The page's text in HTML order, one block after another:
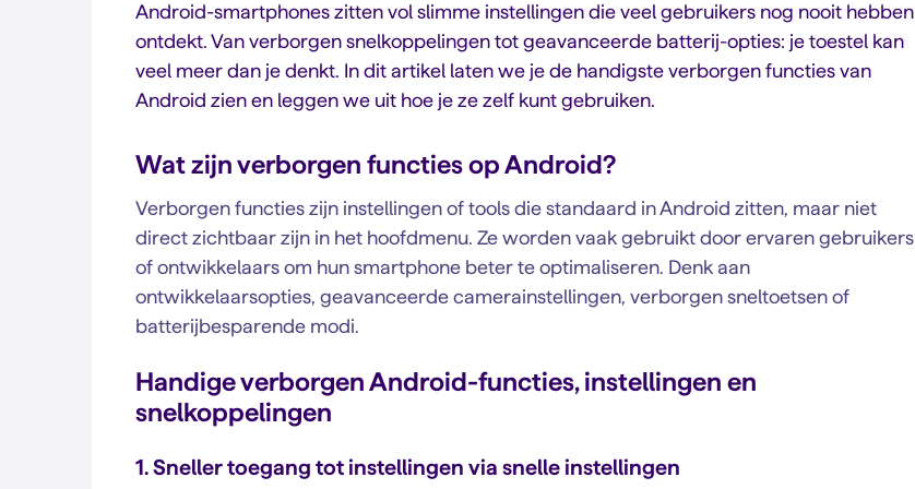
Android-smartphones zitten vol slimme instellingen die veel gebruikers nog nooit hebben
ontdekt. Van verborgen snelkoppelingen tot geavanceerde batterij-opties: je toestel kan
veel meer dan je denkt. In dit artikel laten we je de handigste verborgen functies van
Android zien en leggen we uit hoe je ze zelf kunt gebruiken.
Wat zijn verborgen functies op Android?
Verborgen functies zijn instellingen of tools die standaard in Android zitten, maar niet
direct zichtbaar zijn in het hoofdmenu. Ze worden vaak gebruikt door ervaren gebruikers
of ontwikkelaars om hun smartphone beter te optimaliseren. Denk aan
ontwikkelaarsopties, geavanceerde camerainstellingen, verborgen sneltoetsen of
batterijbesparende modi.
Handige verborgen Android-functies, instellingen en
snelkoppelingen
1. Sneller toegang tot instellingen via snelle instellingen